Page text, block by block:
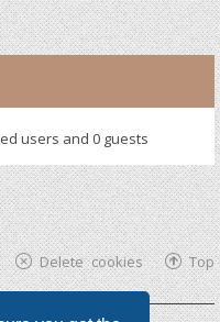
users and 0 guests
Top
Delete cookies